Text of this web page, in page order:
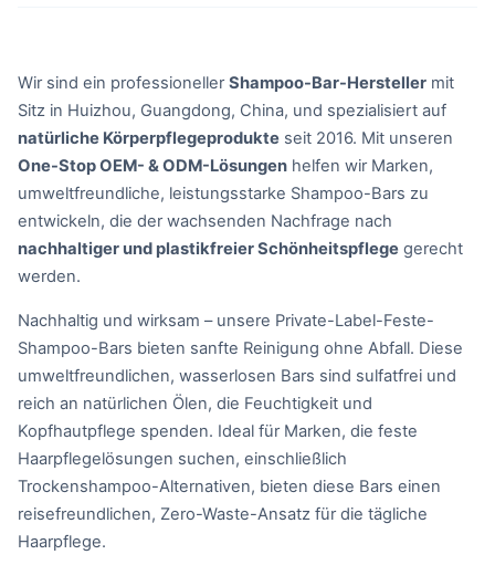
Wir sind ein professionellerShampoo-Bar-Hersteller mit
Sitz in Huizhou, Guangdong, China, und spezialisiert auf
natürliche Körperpflegeprodukte seit 2016. Mit unseren
One-Stop OEM- & ODM-Lösungen helfen wir Marken,
umweltfreundliche, leistungsstarke Shampoo-Bars zu
entwickeln, die der wachsenden Nachfrage nach
nachhaltiger und plastikfreier Schönheitspflege gerecht
werden.
Nachhaltig und wirksam – unsere Private-Label-Feste-
Shampoo-Bars bieten sanfte Reinigung ohne Abfall. Diese
umweltfreundlichen, wasserlosen Bars sind sulfatfrei und
reich an natürlichen Ölen, die Feuchtigkeit und
Kopfhautpflege spenden. Ideal für Marken, die feste
Haarpflegelösungen suchen, einschließlich
Trockenshampoo-Alternativen, bieten diese Bars einen
reisefreundlichen, Zero-Waste-Ansatz für die tägliche
Haarpflege.